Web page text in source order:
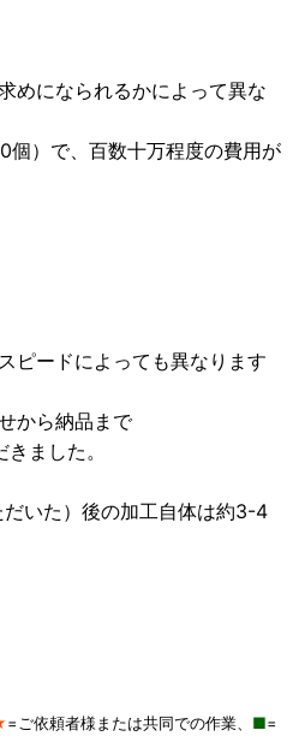
めになられるかによって異な
）で、百数十万程度の費用が
ピードによっても異なります
から納品まで
ました。
いた）後の加工自体は約3-4
=ご依頼者様または共同での作業、 ■=